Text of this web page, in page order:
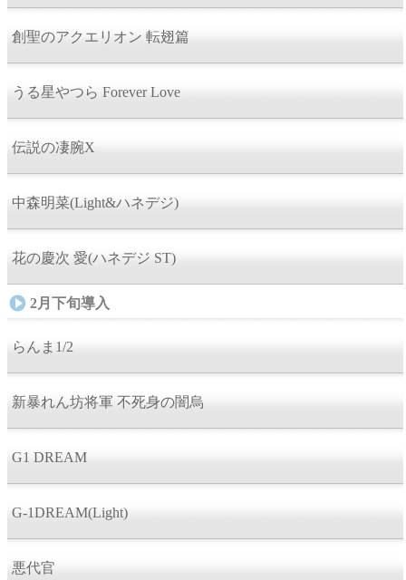
創聖のアクエリオン 転翅篇
うる星やつら Forever Love
伝説の凄腕X
中森明菜(Light&ハネデジ)
花の慶次 愛(ハネデジ ST)
2月下旬導入
らんま1/2
新暴れん坊将軍 不死身の闇烏
G1 DREAM
G-1DREAM(Light)
悪代官